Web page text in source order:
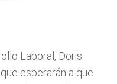
Laboral, Doris
esperarán a que